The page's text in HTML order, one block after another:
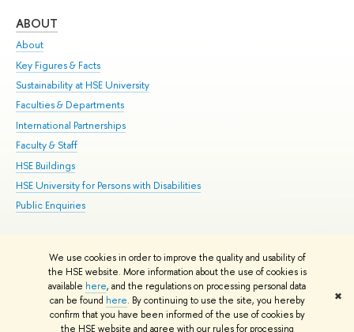
We use cookies in order to improve the quality and usability of
the HSE website. More information about the use of cookies is
available here, and the regulations on processing personal data
can be found here. By continuing to use the site, you hereby
confirm that you have been informed of the use of cookies by
the HSE website and agree with our rules for processing
✖
ABOUT
About
Key Figures & Facts
Sustainability at HSE University
Faculties & Departments
International Partnerships
Faculty & Staff
HSE Buildings
HSE University for Persons with Disabilities
Public Enquiries
© HSE University 1993–2026 Contacts Copyright Privacy Policy
HSE Sans and HSE Slab fonts developed by the HSE Art and Design